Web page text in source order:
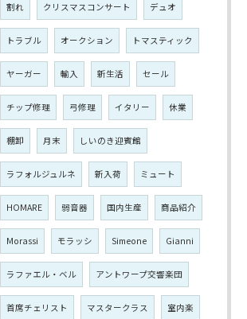
割れ クリスマスコンサート デュオ
トラブル オークション トマスティック
ヤーガー 輸入 新生活 セール
チップ修理 弓修理 イタリー 休業
棚卸 月末 しいのき迎賓館
ラフォルジュルネ 新入荷 ミュート
HOMARE 弱音器 国内生産 商品紹介
Morassi モラッシ Simeone Gianni
ラファエル・ベル アントワープ交響楽団
首席チェリスト マスタークラス 室内楽